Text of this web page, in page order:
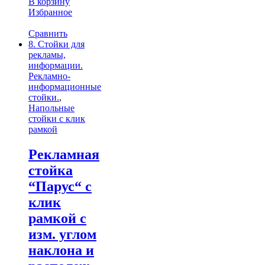
Избранное
Сравнить
8. Стойки для
рекламы,
информации.
Рекламно-
информационные
стойки.,
Напольные
стойки с клик
рамкой
Рекламная
стойка
“Парус“ с
клик
рамкой с
изм. углом
наклона и